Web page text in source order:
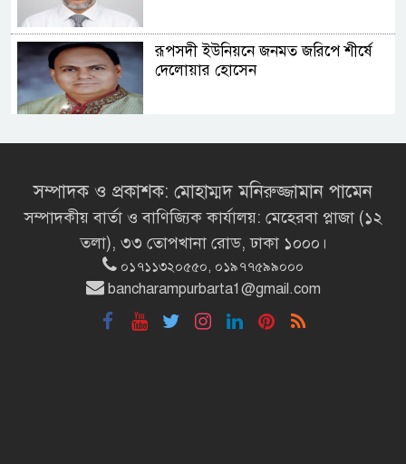
রূপসদী ইউনিয়নে জনমত জরিপে শীর্ষে
দেলোয়ার হোসেন
সংসদ ভবনের এলডি হলে প্রধানমন্ত্রীর
মির্জা ফখরুলই হচ্ছেন বঙ্গভবনের নতুন
বাসিন্দা!
সেপ্টেম্বরে যুক্তরাষ্ট্র যাচ্ছেন প্রধানমন্ত্রী
সম্পাদক ও প্রকাশক: মোহাম্মদ মনিরুজ্জামান পামেন
সম্পাদকীয় বার্তা ও বাণিজ্যিক কার্যালয়: মেহেরবা প্লাজা (১২
তলা), ৩৩ তোপখানা রোড, ঢাকা ১০০০।
০১৭১১৩২০৫৫০, ০১৯৭৭৫৯৯০০০
bancharampurbarta1@gmail.com